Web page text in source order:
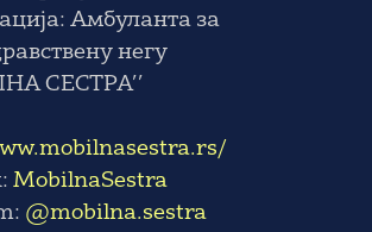
Амбуланта за
негу
СЕСТРА’’
MobilnaSestra
@mobilna.sestra